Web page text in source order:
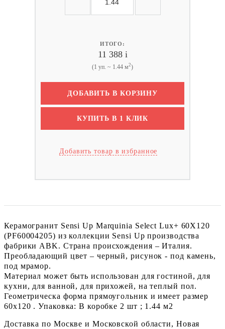
ИТОГО:
11 388 i
(1 уп. ~ 1.44 м2)
ДОБАВИТЬ В КОРЗИНУ
КУПИТЬ В 1 КЛИК
Добавить товар в избранное
Керамогранит Sensi Up Marquinia Select Lux+ 60X120
(PF60004205) из коллекции Sensi Up производства
фабрики ABK. Страна происхождения – Италия.
Преобладающий цвет – черный, рисунок - под камень,
под мрамор.
Материал может быть использован для гостиной, для
кухни, для ванной, для прихожей, на теплый пол.
Геометрическа форма прямоугольник и имеет размер
60x120 . Упаковка: В коробке 2 шт ; 1.44 м2
Доставка по Москве и Московской области, Новая